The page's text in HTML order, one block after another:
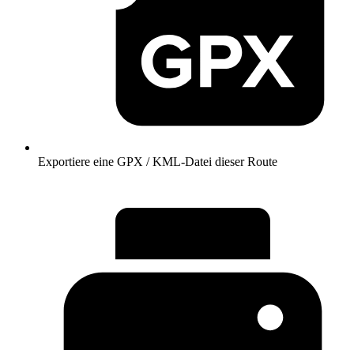
Exportiere eine GPX / KML-Datei dieser Route